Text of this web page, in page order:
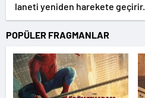
laneti yeniden harekete geçirir.
POPÜLER FRAGMANLAR